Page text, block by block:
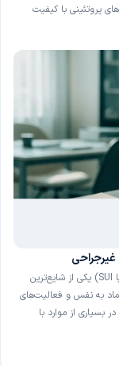
پروتئینی با کیفیت
بی‌خطری نیست و در
غیرجراحی
بی‌اختیاری ادرار استرسی (Stress Urinary Incontinence یا SUI) یکی از شایع‌ترین
به نفس و فعالیت‌های
بسیاری از موارد با
تعریف، علل و […]